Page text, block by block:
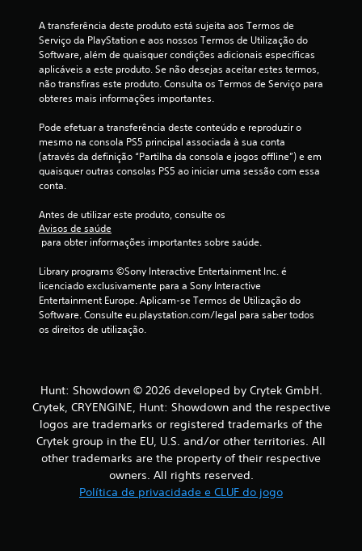
l
a
s
d
e
á
x
m
o
d
A transferência deste produto está sujeita aos Termos de
Serviço da PlayStation e aos nossos Termos de Utilização do
Software, além de quaisquer condições adicionais específicas
aplicáveis a este produto. Se não desejas aceitar estes termos,
não transfiras este produto. Consulta os Termos de Serviço para
obteres mais informações importantes.
Pode efetuar a transferência deste conteúdo e reproduzir o
mesmo na consola PS5 principal associada à sua conta
(através da definição “Partilha da consola e jogos offline”) e em
quaisquer outras consolas PS5 ao iniciar uma sessão com essa
conta.
Antes de utilizar este produto, consulte os
Avisos de saúde
para obter informações importantes sobre saúde.
Library programs ©Sony Interactive Entertainment Inc. é
licenciado exclusivamente para a Sony Interactive
Entertainment Europe. Aplicam-se Termos de Utilização do
Software. Consulte eu.playstation.com/legal para saber todos
os direitos de utilização.
Hunt: Showdown © 2026 developed by Crytek GmbH.
Crytek, CRYENGINE, Hunt: Showdown and the respective
logos are trademarks or registered trademarks of the
Crytek group in the EU, U.S. and/or other territories. All
other trademarks are the property of their respective
owners. All rights reserved.
Política de privacidade e CLUF do jogo